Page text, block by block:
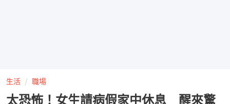
生活 職場
太恐怖！女生請病假家中休息 醒來驚